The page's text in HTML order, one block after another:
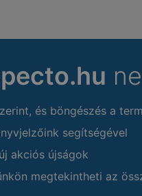
és böngészés a
segítségével
akciós újságok
megtekintheti az